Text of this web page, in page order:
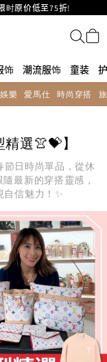
至6折，立即入手!
零售店登陆MOKO 4楼
及LV专区！
货承诺》商标
具低至6折
饰 潮流服饰 童装
樂 愛馬仕 時尚穿搭
選👚💝】
日時尚單品，從休
最新的穿搭靈感，
信魅力！✨